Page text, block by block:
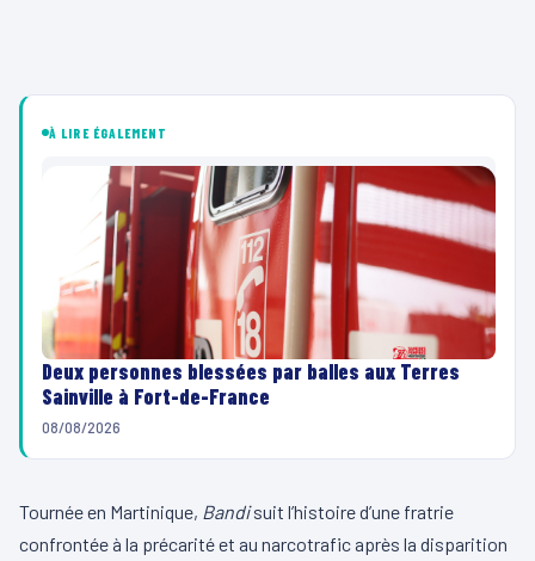
À LIRE ÉGALEMENT
Deux personnes blessées par balles aux Terres
Sainville à Fort-de-France
08/08/2026
Tournée en Martinique, Bandisuit l’histoire d’une fratrie
confrontée à la précarité et au narcotrafic après la disparition